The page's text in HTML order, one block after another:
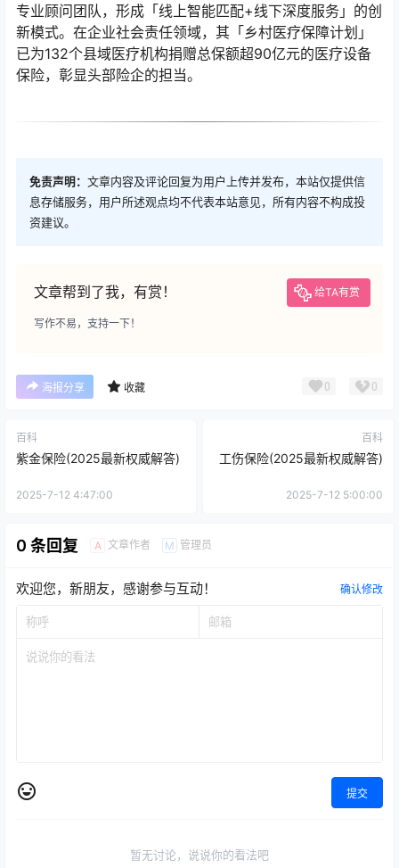
专业顾问团队，形成「线上智能匹配+线下深度服务」的创
新模式。在企业社会责任领域，其「乡村医疗保障计划」
已为132个县域医疗机构捐赠总保额超90亿元的医疗设备
保险，彰显头部险企的担当。
免责声明： 文章内容及评论回复为用户上传并发布，本站仅提供信
息存储服务，用户所述观点均不代表本站意见，所有内容不构成投
资建议。
文章帮到了我，有赏！ 给TA有赏
写作不易，支持一下！
海报分享 收藏 0 0
百科
紫金保险(2025最新权威解答)
2025-7-12 4:47:00
百科
工伤保险(2025最新权威解答)
2025-7-12 5:00:00
0 条回复 A 文章作者 M 管理员
欢迎您，新朋友，感谢参与互动！ 确认修改
提交
暂无讨论，说说你的看法吧